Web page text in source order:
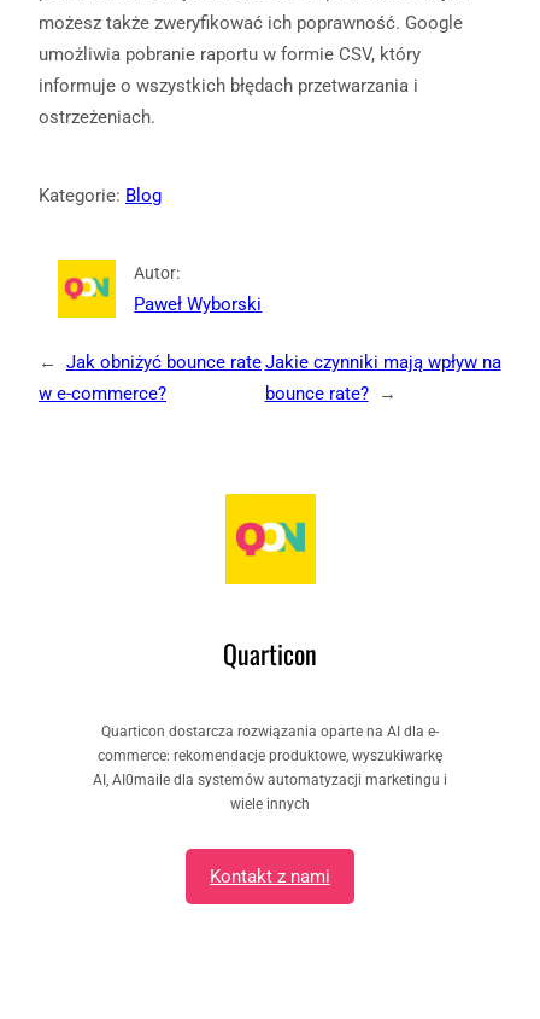
możesz także zweryfikować ich poprawność. Google
umożliwia pobranie raportu w formie CSV, który
informuje o wszystkich błędach przetwarzania i
ostrzeżeniach.
Kategorie: Blog
Autor:
Paweł Wyborski
←
Jak obniżyć bounce rate
w e‑commerce?
Jakie czynniki mają wpływ na
bounce rate?
→
Quarticon
Quarticon dostarcza rozwiązania oparte na AI dla e-
commerce: rekomendacje produktowe, wyszukiwarkę
AI, AI0maile dla systemów automatyzacji marketingu i
wiele innych
Kontakt z nami